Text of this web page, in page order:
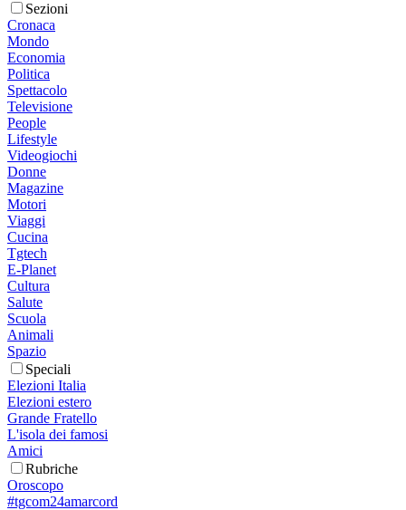
Sezioni
Cronaca
Mondo
Economia
Politica
Spettacolo
Televisione
People
Lifestyle
Videogiochi
Donne
Magazine
Motori
Viaggi
Cucina
Tgtech
E-Planet
Cultura
Salute
Scuola
Animali
Spazio
Speciali
Elezioni Italia
Elezioni estero
Grande Fratello
L'isola dei famosi
Amici
Rubriche
Oroscopo
#tgcom24amarcord